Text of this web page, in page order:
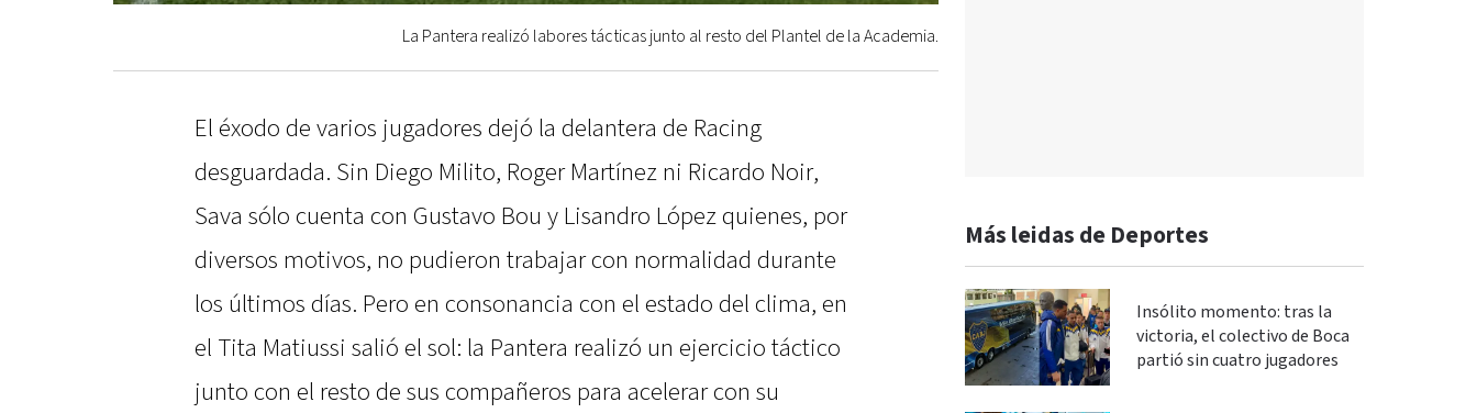
La Pantera realizó labores tácticas junto al resto del Plantel de la Academia.
El éxodo de varios jugadores dejó la delantera de Racing
desguardada. Sin Diego Milito, Roger Martínez ni Ricardo Noir,
Sava sólo cuenta con Gustavo Bou y Lisandro López quienes, por
diversos motivos, no pudieron trabajar con normalidad durante
los últimos días. Pero en consonancia con el estado del clima, en
el Tita Matiussi salió el sol: la Pantera realizó un ejercicio táctico
junto con el resto de sus compañeros para acelerar con su
Más leidas de Deportes
Insólito momento: tras la
victoria, el colectivo de Boca
partió sin cuatro jugadores